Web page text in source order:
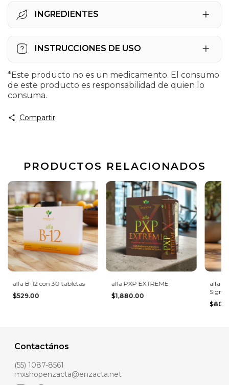
INGREDIENTES
Agua tridestilada, electrolitos derivados de
cloruro de sodio, cloruro de potasio,
INSTRUCCIONES DE USO
Agítalo bien antes de usarlo. Mezcla 30
gotas (1 ml) de alfa ENERGY en un vaso
con agua (240 ml). Tómalo como agua de
*Este producto no es un medicamento. El consumo
de este producto es responsabilidad de quien lo
consuma.
Compartir
PRODUCTOS RELACIONADOS
alfa B-12 con 30 tabletas
$529.00
alfa PXP EXTREME
$1,880.00
alfa
Contactános
(55) 1087-8561
mxshopenzacta@enzacta.net